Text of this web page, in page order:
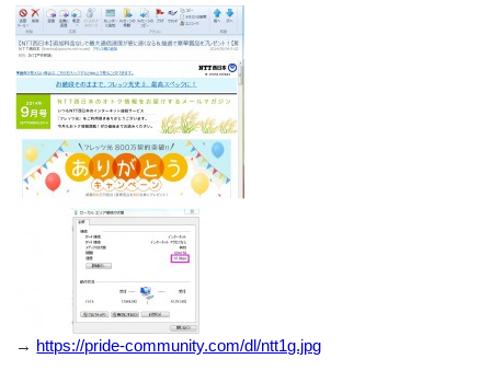
→ https://pride-community.com/dl/ntt1g.jpg